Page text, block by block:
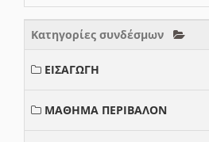
Κατηγορίες συνδέσμων
ΕΙΣΑΓΩΓΗ
ΜΑΘΗΜΑ ΠΕΡΙΒΑΛΟΝ